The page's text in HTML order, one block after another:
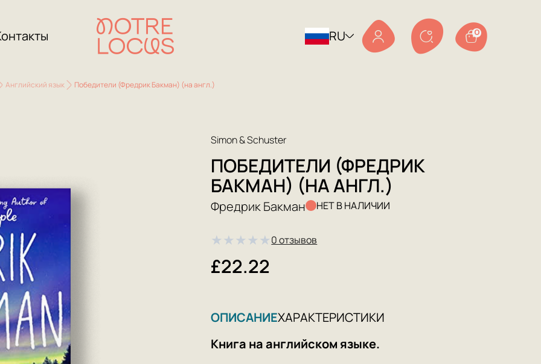
RU 0
Английский язык Победители (Фредрик Бакман) (на англ.)
Simon & Schuster
ПОБЕДИТЕЛИ (ФРЕДРИК
БАКМАН) (НА АНГЛ.)
Фредрик Бакман НЕТ В НАЛИЧИИ
★★★★★0 отзывов
£22.22
ОПИСАНИЕХАРАКТЕРИСТИКИ
Книга на английском языке.